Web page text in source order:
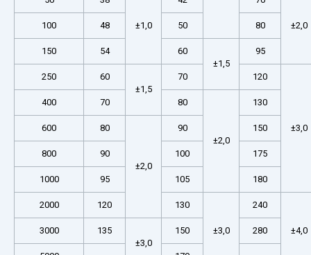
±1,0 ±2,0
100 48 50 80
150 54
60
±1,5
95
250
60
±1,5
70 120
±3,0
400 70 80
±2,0
130
600 80
±2,0
90 150
800 90 100 175
1000 95 105 180
2000 120 130
±3,0
240
±4,0
3000
135
±3,0
150 280